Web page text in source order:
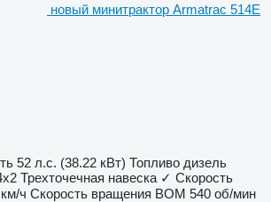
новый минитрактор Armatrac 514E
52 л.с. (38.22 кВт) Топливо дизель
Трехточечная навеска ✓ Скорость
ч Скорость вращения ВОМ 540 об/мин